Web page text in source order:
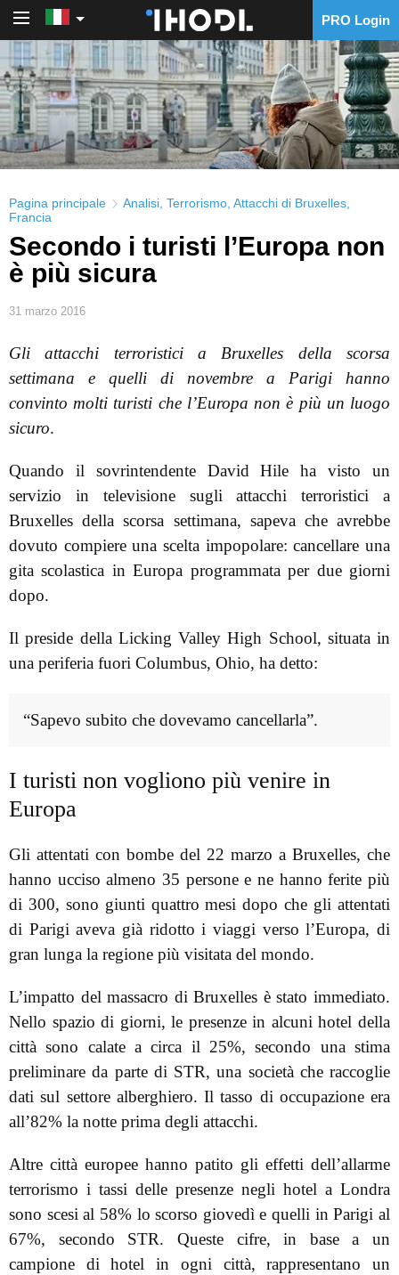
PRO Login
Pagina principale Analisi Terrorismo Attacchi di Bruxelles
Francia
Secondo i turisti l’Europa non
è più sicura
31 marzo 2016
Gli attacchi terroristici a Bruxelles della scorsa
settimana e quelli di novembre a Parigi hanno
convinto molti turisti che l’Europa non è più un luogo
sicuro.
Quando il sovrintendente David Hile ha visto un
servizio in televisione sugli attacchi terroristici a
Bruxelles della scorsa settimana, sapeva che avrebbe
dovuto compiere una scelta impopolare: cancellare una
gita scolastica in Europa programmata per due giorni
dopo.
Il preside della Licking Valley High School, situata in
una periferia fuori Columbus, Ohio, ha detto:
“Sapevo subito che dovevamo cancellarla”.
I turisti non vogliono più venire in
Europa
Gli attentati con bombe del 22 marzo a Bruxelles, che
hanno ucciso almeno 35 persone e ne hanno ferite più
di 300, sono giunti quattro mesi dopo che gli attentati
di Parigi aveva già ridotto i viaggi verso l’Europa, di
gran lunga la regione più visitata del mondo.
L’impatto del massacro di Bruxelles è stato immediato.
Nello spazio di giorni, le presenze in alcuni hotel della
città sono calate a circa il 25%, secondo una stima
preliminare da parte di STR, una società che raccoglie
dati sul settore alberghiero. Il tasso di occupazione era
all’82% la notte prima degli attacchi.
Altre città europee hanno patito gli effetti dell’allarme
terrorismo i tassi delle presenze negli hotel a Londra
sono scesi al 58% lo scorso giovedì e quelli in Parigi al
67%, secondo STR. Queste cifre, in base a un
campione di hotel in ogni città, rappresentano un